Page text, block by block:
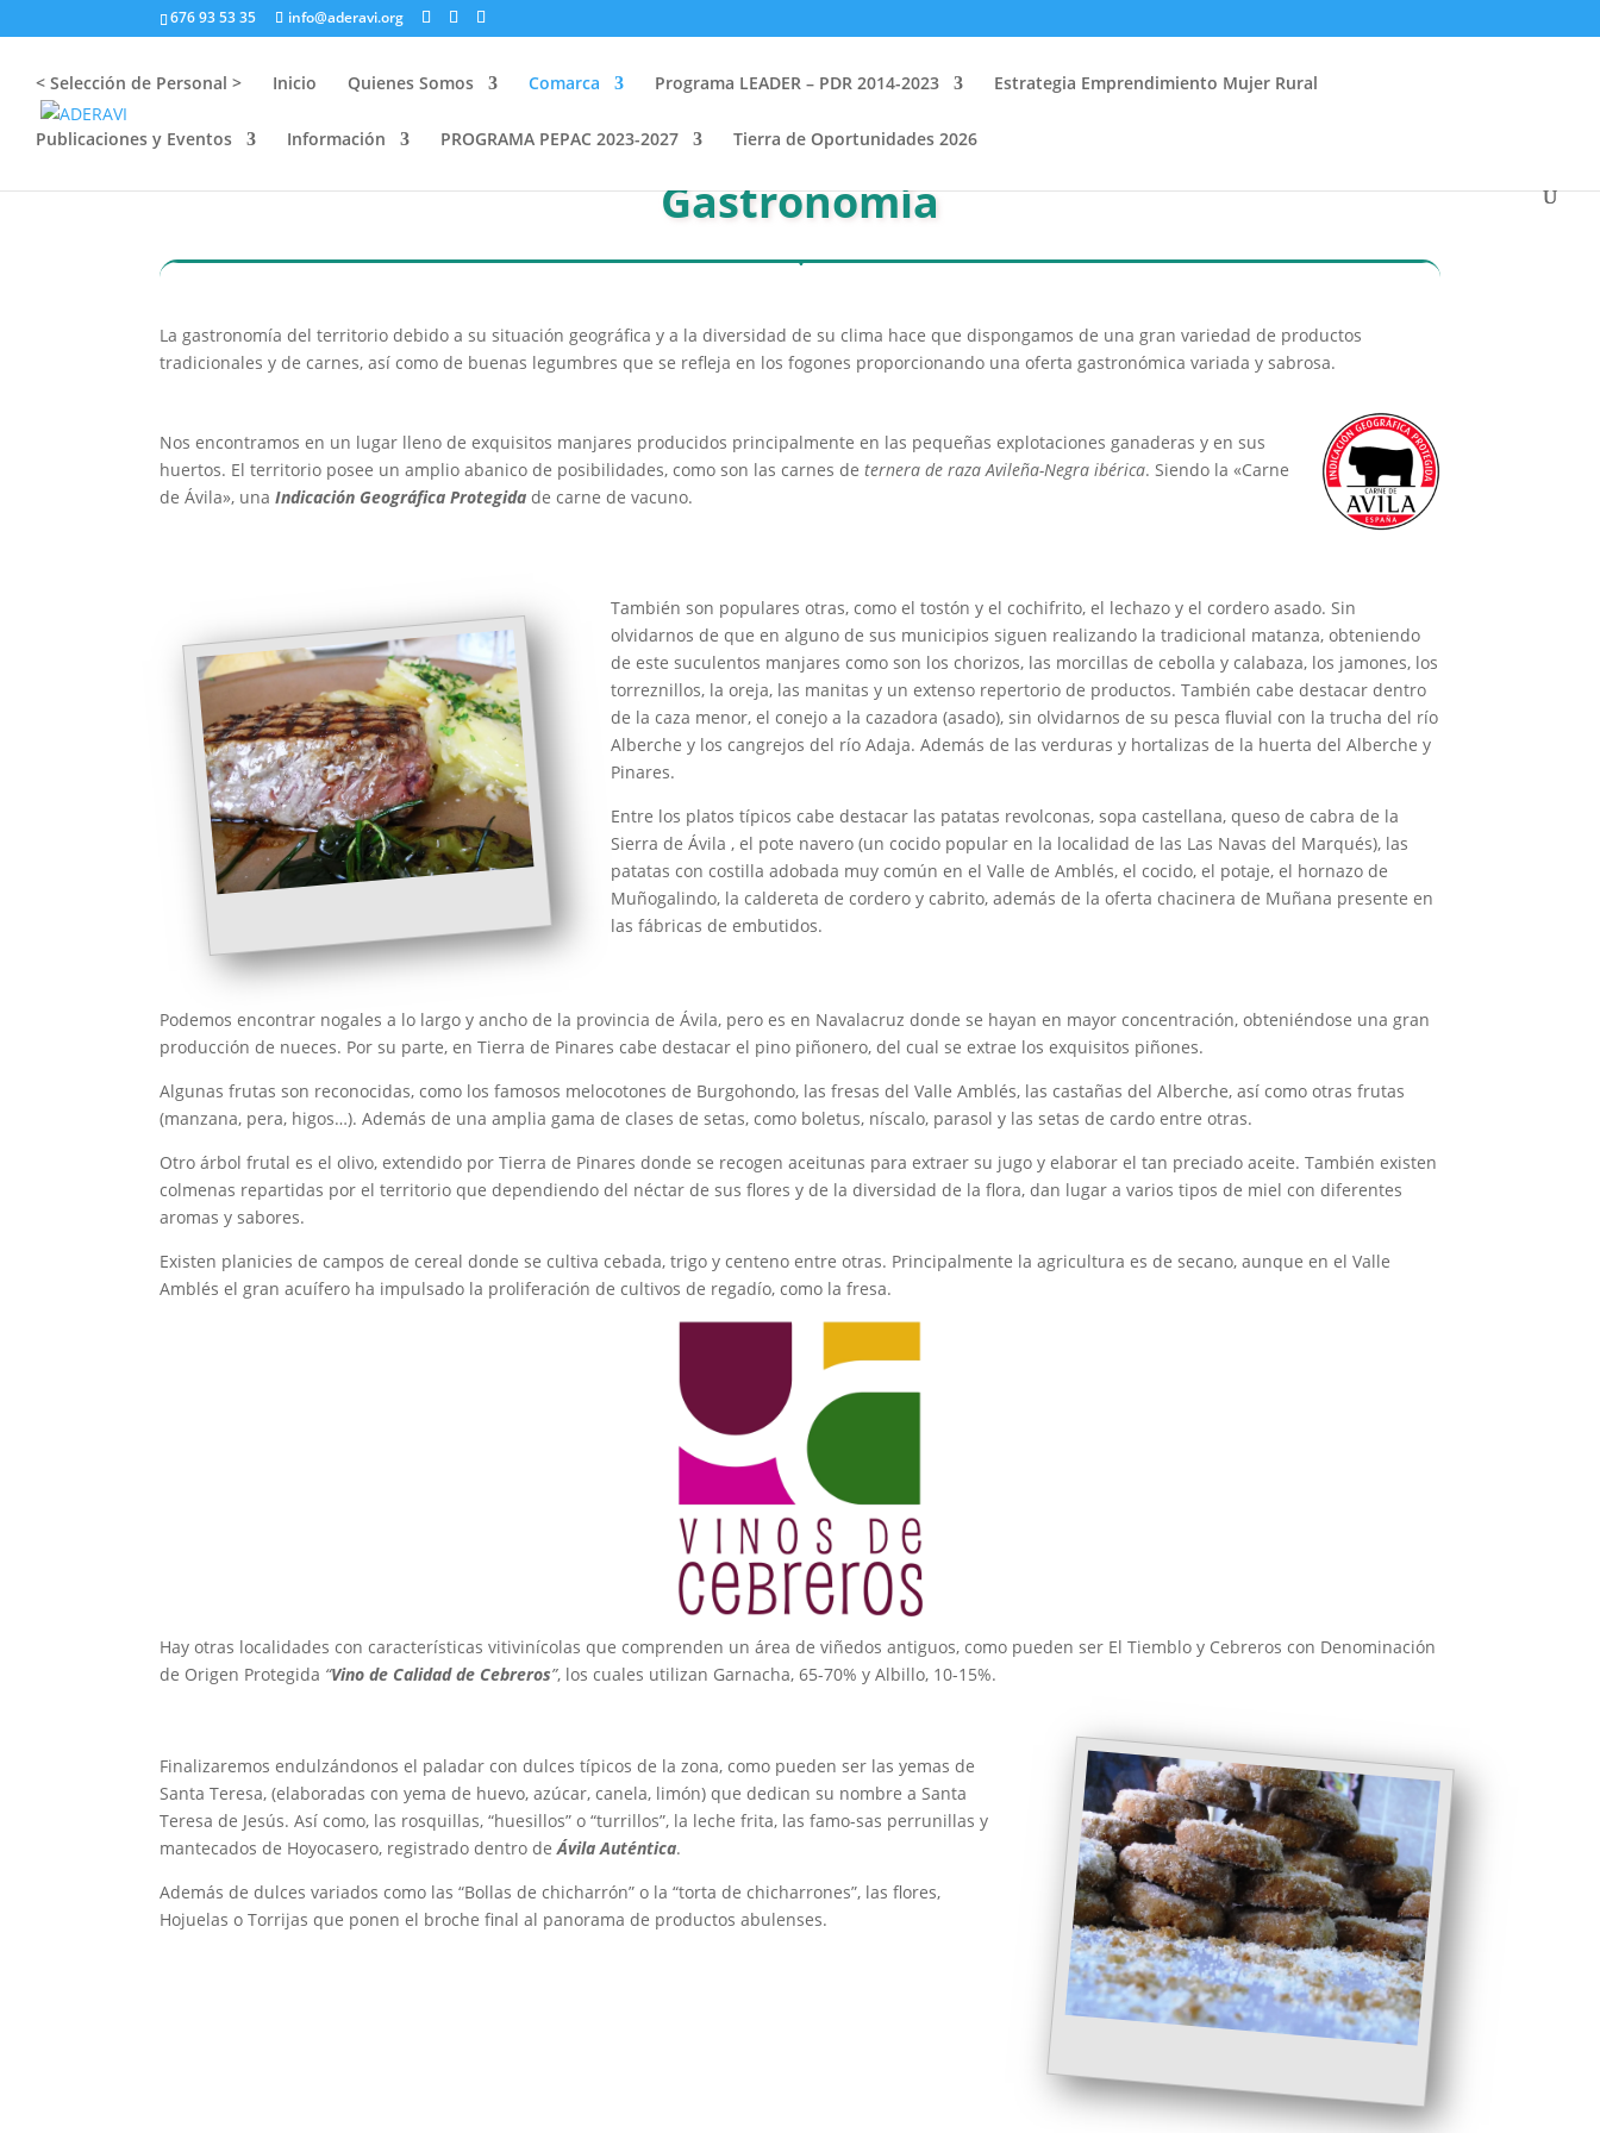
676 93 53 35 info@aderavi.org
< Selección de Personal > Inicio Quienes Somos Comarca Programa LEADER – PDR 2014-2023 Estrategia Emprendimiento Mujer Rural
Publicaciones y Eventos Información PROGRAMA PEPAC 2023-2027 Tierra de Oportunidades 2026
Gastronomía
La gastronomía del territorio debido a su situación geográfica y a la diversidad de su clima hace que dispongamos de una gran variedad de productos
tradicionales y de carnes, así como de buenas legumbres que se refleja en los fogones proporcionando una oferta gastronómica variada y sabrosa.
Nos encontramos en un lugar lleno de exquisitos manjares producidos principalmente en las pequeñas explotaciones ganaderas y en sus
huertos. El territorio posee un amplio abanico de posibilidades, como son las carnes deternera de raza Avileña-Negra ibérica. Siendo la «Carne
de Ávila», unaIndicación Geográfica Protegida de carne de vacuno.
También son populares otras, como el tostón y el cochifrito, el lechazo y el cordero asado. Sin
olvidarnos de que en alguno de sus municipios siguen realizando la tradicional matanza, obteniendo
de este suculentos manjares como son los chorizos, las morcillas de cebolla y calabaza, los jamones, los
torreznillos, la oreja, las manitas y un extenso repertorio de productos. También cabe destacar dentro
de la caza menor, el conejo a la cazadora (asado), sin olvidarnos de su pesca fluvial con la trucha del río
Alberche y los cangrejos del río Adaja. Además de las verduras y hortalizas de la huerta del Alberche y
Pinares.
Entre los platos típicos cabe destacar las patatas revolconas, sopa castellana, queso de cabra de la
Sierra de Ávila , el pote navero (un cocido popular en la localidad de las Las Navas del Marqués), las
patatas con costilla adobada muy común en el Valle de Amblés, el cocido, el potaje, el hornazo de
Muñogalindo, la caldereta de cordero y cabrito, además de la oferta chacinera de Muñana presente en
las fábricas de embutidos.
Podemos encontrar nogales a lo largo y ancho de la provincia de Ávila, pero es en Navalacruz donde se hayan en mayor concentración, obteniéndose una gran
producción de nueces. Por su parte, en Tierra de Pinares cabe destacar el pino piñonero, del cual se extrae los exquisitos piñones.
Algunas frutas son reconocidas, como los famosos melocotones de Burgohondo, las fresas del Valle Amblés, las castañas del Alberche, así como otras frutas
(manzana, pera, higos…). Además de una amplia gama de clases de setas, como boletus, níscalo, parasol y las setas de cardo entre otras.
Otro árbol frutal es el olivo, extendido por Tierra de Pinares donde se recogen aceitunas para extraer su jugo y elaborar el tan preciado aceite. También existen
colmenas repartidas por el territorio que dependiendo del néctar de sus flores y de la diversidad de la flora, dan lugar a varios tipos de miel con diferentes
aromas y sabores.
Existen planicies de campos de cereal donde se cultiva cebada, trigo y centeno entre otras. Principalmente la agricultura es de secano, aunque en el Valle
Amblés el gran acuífero ha impulsado la proliferación de cultivos de regadío, como la fresa.
Hay otras localidades con características vitivinícolas que comprenden un área de viñedos antiguos, como pueden ser El Tiemblo y Cebreros con Denominación
de Origen Protegida “Vino de Calidad de Cebreros”, los cuales utilizan Garnacha, 65-70% y Albillo, 10-15%.
Finalizaremos endulzándonos el paladar con dulces típicos de la zona, como pueden ser las yemas de
Santa Teresa, (elaboradas con yema de huevo, azúcar, canela, limón) que dedican su nombre a Santa
Teresa de Jesús. Así como, las rosquillas, “huesillos” o “turrillos”, la leche frita, las famo-sas perrunillas y
mantecados de Hoyocasero, registrado dentro deÁvila Auténtica.
Además de dulces variados como las “Bollas de chicharrón” o la “torta de chicharrones”, las flores,
Hojuelas o Torrijas que ponen el broche final al panorama de productos abulenses.